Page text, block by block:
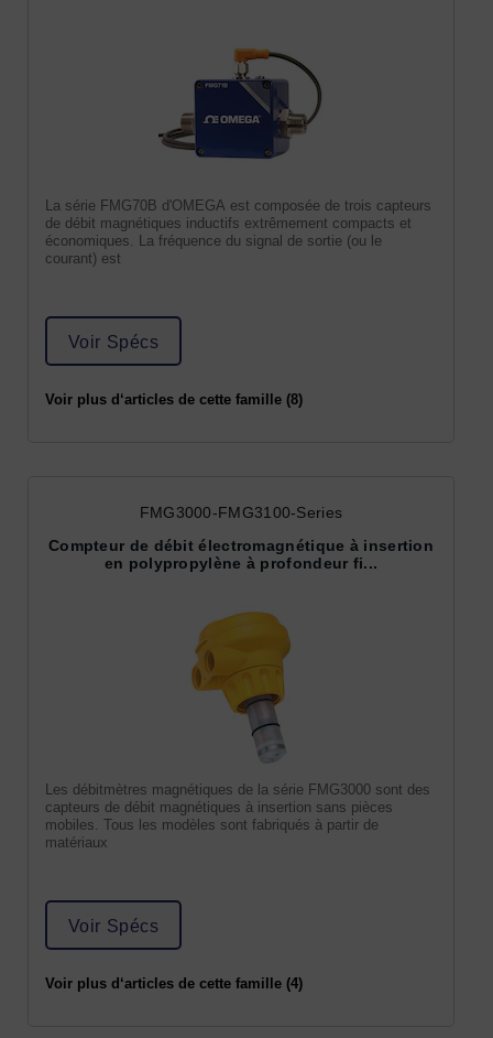
La série FMG70B d'OMEGA est composée de trois capteurs
de débit magnétiques inductifs extrêmement compacts et
économiques. La fréquence du signal de sortie (ou le
courant) est
Voir Spécs
Voir plus d‘articles de cette famille (8)
FMG3000-FMG3100-Series
Compteur de débit électromagnétique à insertion
en polypropylène à profondeur fi...
Les débitmètres magnétiques de la série FMG3000 sont des
capteurs de débit magnétiques à insertion sans pièces
mobiles. Tous les modèles sont fabriqués à partir de
matériaux
Voir Spécs
Voir plus d‘articles de cette famille (4)